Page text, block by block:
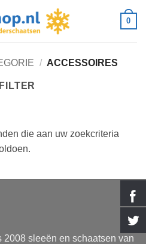
0
/ ACCESSOIRES
FILTER
die aan uw zoekcriteria
sleeën en schaatsen van